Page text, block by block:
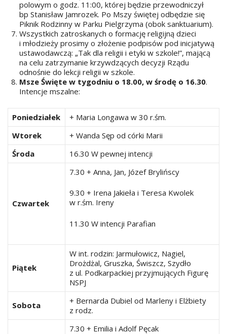
polowym o godz. 11:00, której będzie przewodniczył
bp Stanisław Jamrozek. Po Mszy świętej odbędzie się
Piknik Rodzinny w Parku Pielgrzyma (obok sanktuarium).
Wszystkich zatroskanych o formację religijną dzieci
i młodzieży prosimy o złożenie podpisów pod inicjatywą
ustawodawczą: „Tak dla religii i etyki w szkole!”, mającą
na celu zatrzymanie krzywdzących decyzji Rządu
odnośnie do lekcji religii w szkole.
Msze Święte w tygodniu o 18.00, w środę o 16.30.
Intencje mszalne:
Poniedziałek
+ Maria Longawa w 30 r.śm.
Wtorek
+ Wanda Sęp od córki Marii
Środa
16.30 W pewnej intencji
Czwartek
7.30 + Anna, Jan, Józef Brylińscy
9.30 + Irena Jakieła i Teresa Kwolek
w r.śm. Ireny
11.30 W intencji Parafian
Piątek
W int. rodzin: Jarmułowicz, Nagiel,
Drożdżal, Gruszka, Świszcz, Szydło
z ul. Podkarpackiej przyjmujących Figurę
NSPJ
Sobota
+ Bernarda Dubiel od Marleny i Elżbiety
z rodz.
7.30 + Emilia i Adolf Pęcak